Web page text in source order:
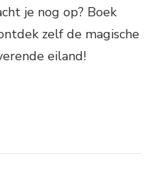
je nog op? Boek
zelf de magische
eiland!